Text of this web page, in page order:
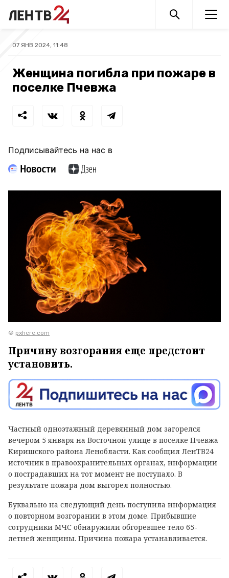
07 ЯНВ 2024, 11:48
Женщина погибла при пожаре в
поселке Пчевжа
Подписывайтесь на нас в
© pxhere.com
Причину возгорания еще предстоит
установить.
Частный одноэтажный деревянный дом загорелся
вечером 5 января на Восточной улице в поселке Пчевжа
Киришского района Ленобласти. Как сообщил ЛенТВ24
источник в правоохранительных органах, информации
о пострадавших на тот момент не поступало. В
результате пожара дом выгорел полностью.
Буквально на следующий день поступила информация
о повторном возгорании в этом доме. Прибывшие
сотрудники МЧС обнаружили обгоревшее тело 65-
летней женщины. Причина пожара устанавливается.